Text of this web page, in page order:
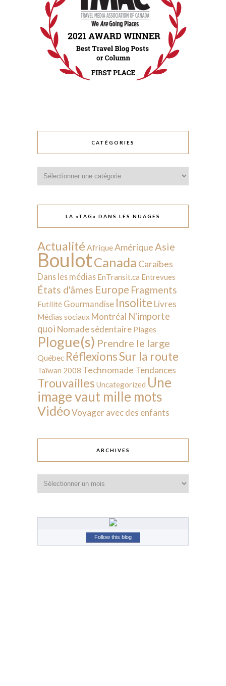
CATÉGORIES
LA «TAG» DANS LES NUAGES
Actualité AfriqueAmériqueAsie
BoulotCanada Caraïbes
Dans les médias EnTransit.ca Entrevues
États d'âmes Europe Fragments
Futilité Gourmandise Insolite Livres
Médias sociaux Montréal N'importe
quoi Nomade sédentaire Plages
Plogue(s) Prendre le large
Québec RéflexionsSur la route
Taïwan 2008 Technomade Tendances
Trouvailles Uncategorized Une
image vaut mille mots
VidéoVoyager avec des enfants
ARCHIVES
Follow this blog